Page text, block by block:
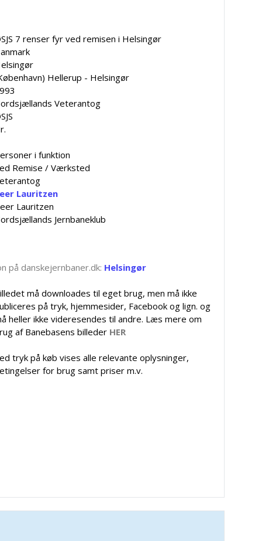
7 renser fyr ved remisen i Helsingør
Hellerup - Helsingør
Veterantog
i funktion
Remise / Værksted
Lauritzen
Lauritzen
Jernbaneklub
på danskejernbaner.dk: Helsingør
må downloades til eget brug, men må ikke
på tryk, hjemmesider, Facebook og lign. og
heller ikke videresendes til andre. Læs mere om
af Banebasens billeder HER
tryk på køb vises alle relevante oplysninger,
for brug samt priser m.v.